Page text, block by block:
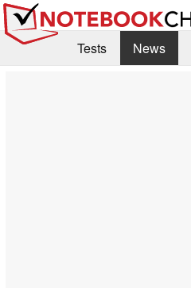
Tests News